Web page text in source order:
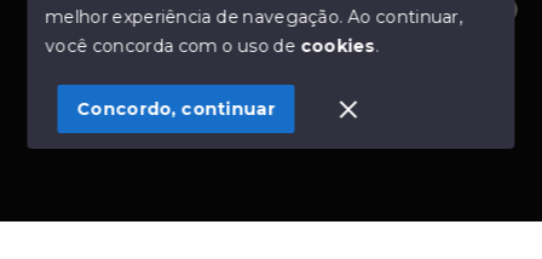
Olá! Estamos disponíveis para te ajudar.
© Copyright 2026 - TORQUATO ∴ Corretor de Imóveis
- CRECI 42643f | 136.004f Perito Avaliador CNAI 37357
SITE PARA IMOBILIARIA
melhor experiência de navegação.Ao continuar,
você concorda com o uso de cookies.
Concordo, continuar